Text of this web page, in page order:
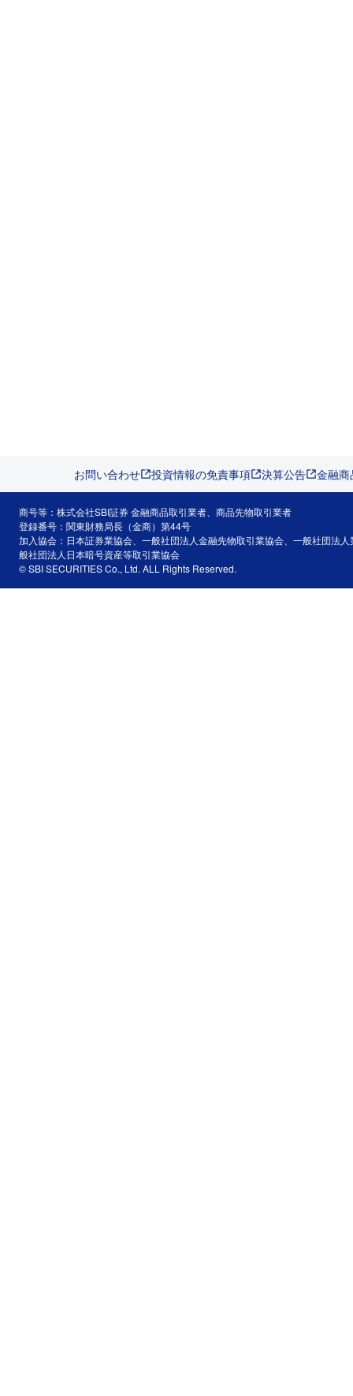
お問い合わせ 投資情報の免責事項 決算公告 金融
商号等：株式会社SBI証券 金融商品取引業者、商品先物取引業者
登録番号：関東財務局長（金商）第44号
加入協会：日本証券業協会、一般社団法人金融先物取引業協会、一般社団法
般社団法人日本暗号資産等取引業協会
© SBI SECURITIES Co., Ltd. ALL Rights Reserved.